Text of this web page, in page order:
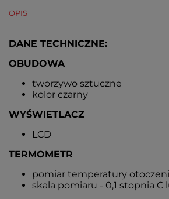
OPIS
DANE TECHNICZNE:
OBUDOWA
tworzywo sztuczne
kolor czarny
WYŚWIETLACZ
LCD
TERMOMETR
pomiar temperatury
skala pomiaru - 0,1 stopnia C